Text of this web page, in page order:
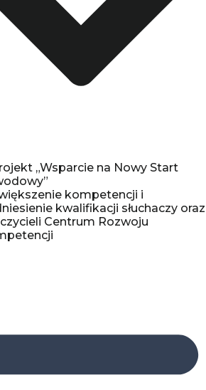
„Wsparcie na Nowy Start
kompetencji i
kwalifikacji słuchaczy oraz
Centrum Rozwoju